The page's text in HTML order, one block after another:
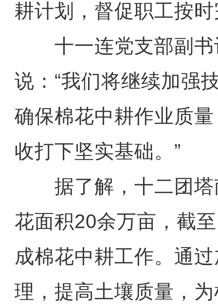
耕计划，督促职工按
十一连党支部副书
说：“我们将继续加强
确保棉花中耕作业质
收打下坚实基础。”
据了解，十二团塔
花面积20余万亩，截
成棉花中耕工作。通
理，提高土壤质量，